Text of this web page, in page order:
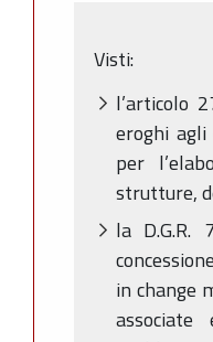
Visti:
l’articolo
eroghi
per
strutture,
la D.G.R.
in change